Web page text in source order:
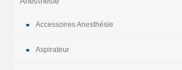
Accessoires Anesthésie
Aspirateur